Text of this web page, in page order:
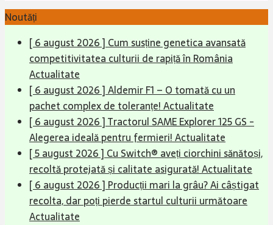
Noutăți
[ 6 august 2026 ] Cum susține genetica avansată
competitivitatea culturii de rapiță în România
Actualitate
[ 6 august 2026 ]Aldemir F1 – O tomată cu un
pachet complex de toleranțe!Actualitate
[ 6 august 2026 ]Tractorul SAME Explorer 125 GS -
Alegerea ideală pentru fermieri!Actualitate
[ 5 august 2026 ] Cu Switch® aveți ciorchini sănătoși,
recoltă protejată și calitate asigurată!Actualitate
[ 6 august 2026 ] Producții mari la grâu? Ai câștigat
recolta, dar poți pierde startul culturii următoare
Actualitate